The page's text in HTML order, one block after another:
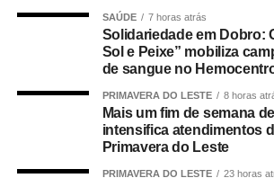
Na pauta está ainda oProjeto de Lei
autoria do vereador Wender Silva
Santos, que dispõe sobre a realização
educativas relacionadas aos direitos dos
domésticos nas escolas públicas e
SAÚDE 7 horas atrás
Solidariedade em Dobro:
Sol e Peixe” mobiliza
de sangue no
PRIMAVERA DO LESTE 8 horas
Mais um fim de semana
intensifica atendimentos
Primavera do Leste
PRIMAVERA DO LESTE 23 horas